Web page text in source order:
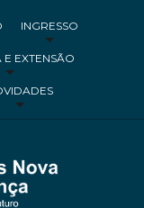
INGRESSO
E EXTENSÃO